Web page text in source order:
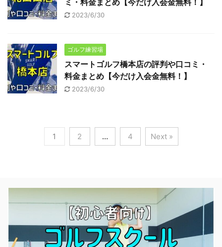
ミ・料金まとめ【今だけ入会金無料！】
2023/6/30
ゴルフ練習場
スマートゴルフ橋本店の評判や口コミ・
料金まとめ【今だけ入会金無料！】
2023/6/30
1 2 … 4 Next »